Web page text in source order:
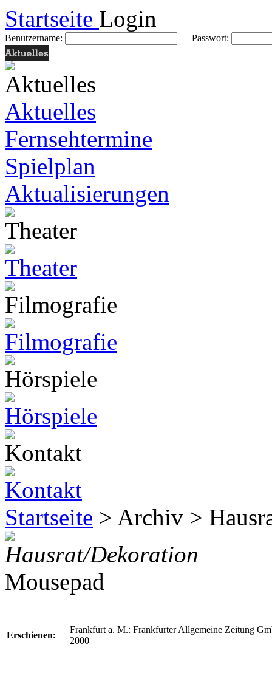
Startseite Login
Benutzername: Passwort:
Aktuelles
Fernsehtermine
Spielplan
Aktualisierungen
Startseite > Archiv >
Hausrat/Dekoration
Mousepad
Erschienen:
Frankfurt a. M.: Frankfurter Allgemeine Zeitung
2000